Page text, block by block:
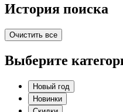
История поиска
Очистить все
Выберите
Новый год
Новинки